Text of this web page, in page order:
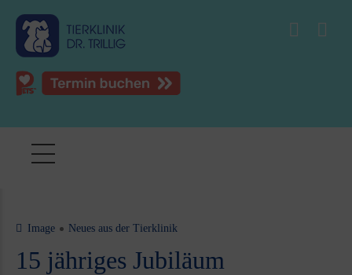
Image Neues aus der Tierklinik
15 jähriges Jubiläum